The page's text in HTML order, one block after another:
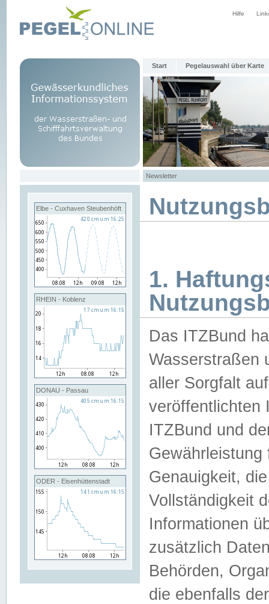
Hilfe
Start Pegelauswahl über Karte
Newsletter
Elbe - Cuxhaven Steubenhöft
RHEIN - Koblenz
DONAU - Passau
ODER - Eisenhüttenstadt
1.
Das ITZBund
Wasserstraßen
aller Sorgfalt
veröffentlichten
ITZBund und
Genauigkeit,
Vollständigkeit
Informationen
zusätzlich
Behörden,
die ebenfalls